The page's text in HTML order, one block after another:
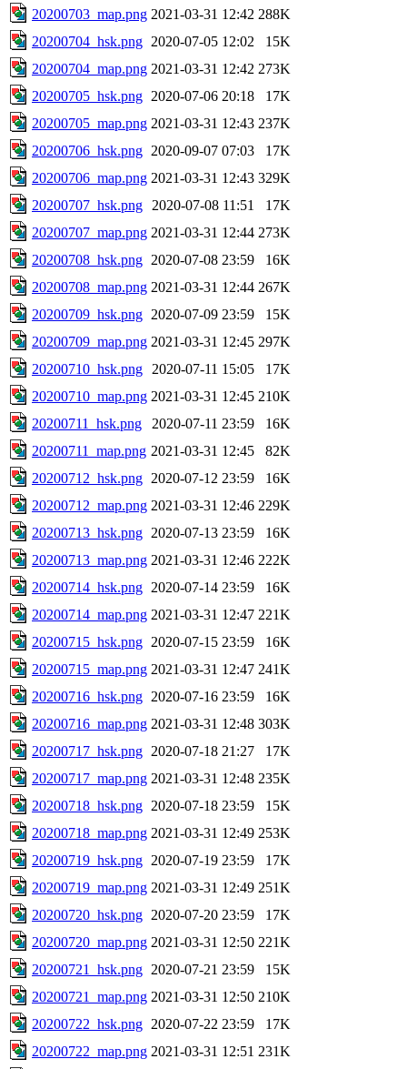
20200703_map.png 2021-03-31 12:42 288K
20200704_hsk.png 2020-07-05 12:02
15K
20200704_map.png 2021-03-31 12:42 273K
20200705_hsk.png 2020-07-06 20:18
17K
20200705_map.png 2021-03-31 12:43 237K
20200706_hsk.png 2020-09-07 07:03
17K
20200706_map.png 2021-03-31 12:43 329K
20200707_hsk.png
2020-07-08 11:51
17K
20200707_map.png 2021-03-31 12:44 273K
20200708_hsk.png 2020-07-08 23:59
16K
20200708_map.png 2021-03-31 12:44 267K
20200709_hsk.png 2020-07-09 23:59
15K
20200709_map.png 2021-03-31 12:45 297K
20200710_hsk.png
2020-07-11 15:05
17K
20200710_map.png 2021-03-31 12:45 210K
20200711_hsk.png
2020-07-11 23:59
16K
20200711_map.png 2021-03-31 12:45
82K
20200712_hsk.png 2020-07-12 23:59
16K
20200712_map.png 2021-03-31 12:46 229K
20200713_hsk.png 2020-07-13 23:59
16K
20200713_map.png 2021-03-31 12:46 222K
20200714_hsk.png 2020-07-14 23:59
16K
20200714_map.png 2021-03-31 12:47 221K
20200715_hsk.png 2020-07-15 23:59
16K
20200715_map.png 2021-03-31 12:47 241K
20200716_hsk.png 2020-07-16 23:59
16K
20200716_map.png 2021-03-31 12:48 303K
20200717_hsk.png 2020-07-18 21:27
17K
20200717_map.png 2021-03-31 12:48 235K
20200718_hsk.png 2020-07-18 23:59
15K
20200718_map.png 2021-03-31 12:49 253K
20200719_hsk.png 2020-07-19 23:59
17K
20200719_map.png 2021-03-31 12:49 251K
20200720_hsk.png 2020-07-20 23:59
17K
20200720_map.png 2021-03-31 12:50 221K
20200721_hsk.png 2020-07-21 23:59
15K
20200721_map.png 2021-03-31 12:50 210K
20200722_hsk.png 2020-07-22 23:59
17K
20200722_map.png 2021-03-31 12:51 231K